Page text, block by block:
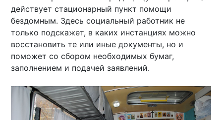
действует стационарный пункт помощи
бездомным. Здесь социальный работник не
только подскажет, в каких инстанциях можно
восстановить те или иные документы, но и
поможет со сбором необходимых бумаг,
заполнением и подачей заявлений.